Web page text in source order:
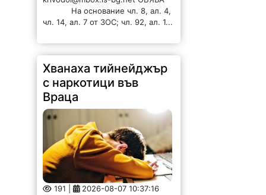
На основание чл. 8, ал. 4,
чл. 14, ал. 7 от ЗОС; чл. 92, ал. 1...
Хванаха тийнейджър
с наркотици във
Враца
191 | 2026-08-07 10:37:16